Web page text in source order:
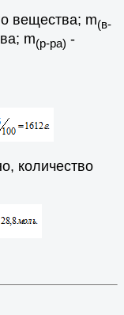
вещества; m(в-
m(р-ра) -
количество